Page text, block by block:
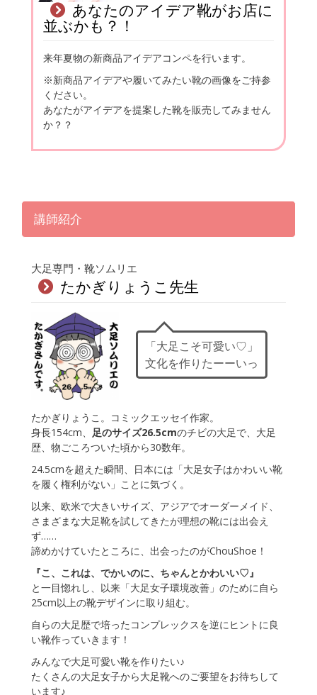
あなたのアイデア靴がお店に
並ぶかも？！
来年夏物の新商品アイデアコンペを行います。
※新商品アイデアや履いてみたい靴の画像をご持参
ください。
あなたがアイデアを提案した靴を販売してみません
か？？
講師紹介
大足専門・靴ソムリエ
たかぎりょうこ先生
「大足こそ可愛い♡」
文化を作りたーーいっ
たかぎりょうこ。コミックエッセイ作家。
身長154cm、 足のサイズ26.5cmのチビの大足で、大足
歴、物ごころついた頃から30数年。
24.5cmを超えた瞬間、日本には「大足女子はかわいい靴
を履く権利がない」ことに気づく。
以来、欧米で大きいサイズ、アジアでオーダーメイド、
さまざまな大足靴を試してきたが理想の靴には出会え
ず……
諦めかけていたところに、出会ったのがChouShoe！
『こ、これは、でかいのに、ちゃんとかわいい♡』
と一目惚れし、以来「大足女子環境改善」のために自ら
25cm以上の靴デザインに取り組む。
自らの大足歴で培ったコンプレックスを逆にヒントに良
い靴作っていきます！
みんなで大足可愛い靴を作りたい♪
たくさんの大足女子から大足靴へのご要望をお待ちして
います♪